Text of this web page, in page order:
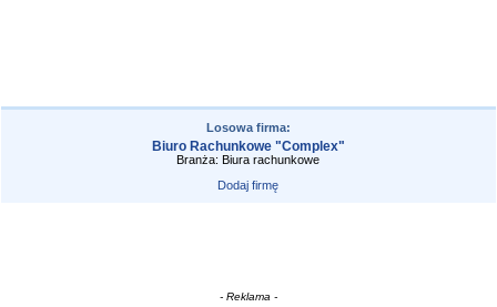
Losowa firma:
Biuro Rachunkowe "Complex"
Branża: Biura rachunkowe
Dodaj firmę
- Reklama -